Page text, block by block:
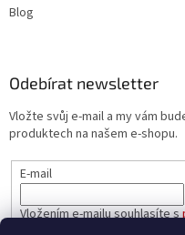
Blog
Odebírat newsletter
Vložte svůj e-mail a my vám
produktech na našem e-shopu.
E-mail
Vložením e-mailu souhlasíte s